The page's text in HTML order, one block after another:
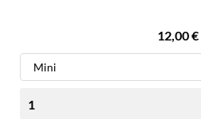
Prix
12,00 €